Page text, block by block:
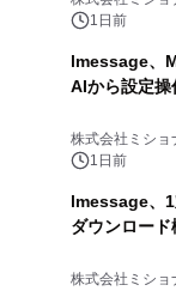
1日前
lmessage、
AIから設定操
株式会社ミショ
1日前
lmessage、
ダウンロー
株式会社ミショ